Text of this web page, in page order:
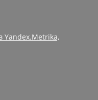
Yandex.Metrika,